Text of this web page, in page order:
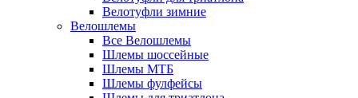
Велотуфли зимние
Велошлемы
Все Велошлемы
Шлемы шоссейные
Шлемы МТБ
Шлемы фулфейсы